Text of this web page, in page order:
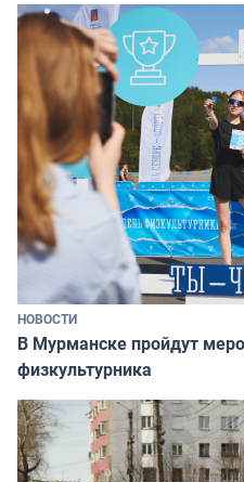
НОВОСТИ
В Мурманске пройдут
физкультурника